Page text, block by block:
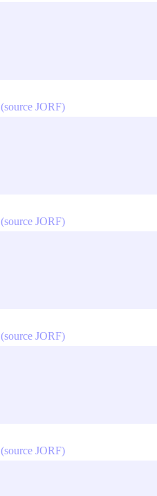
(source JORF)
(source JORF)
(source JORF)
(source JORF)